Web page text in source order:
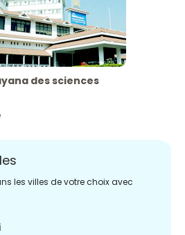
des sciences
les villes de votre choix avec